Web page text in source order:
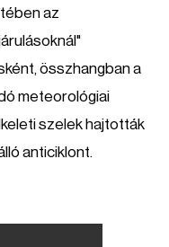
az
összhangban a
meteorológiai
szelek hajtották
anticiklont.